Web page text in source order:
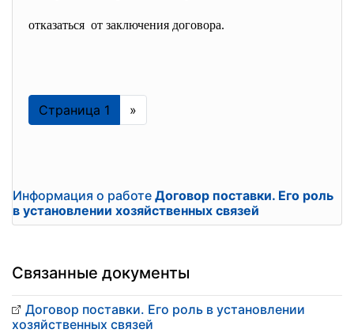
отказаться от заключения договора.
Страница 1 »
Информация о работе Договор поставки. Его роль
в установлении хозяйственных связей
Связанные документы
Договор поставки. Его роль в установлении
хозяйственных связей